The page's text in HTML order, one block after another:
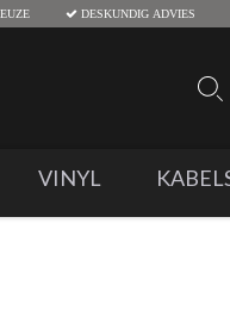
DESKUNDIG ADVIES
VINYL